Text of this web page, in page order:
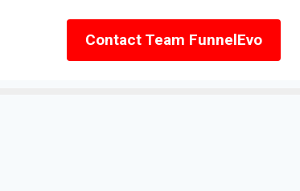
Contact Team FunnelEvo